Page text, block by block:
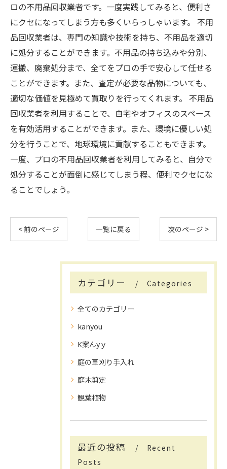
ロの不用品回収業者です。一度実践してみると、便利さ
にクセになってしまう方も多くいらっしゃいます。 不用
品回収業者は、専門の知識や技術を持ち、不用品を適切
に処分することができます。不用品の持ち込みや分別、
運搬、廃棄処分まで、全てをプロの手で安心して任せる
ことができます。また、査定が必要な品物についても、
適切な価値を見極めて買取りを行ってくれます。 不用品
回収業者を利用することで、自宅やオフィスのスペース
を有効活用することができます。また、環境に優しい処
分を行うことで、地球環境に貢献することもできます。
一度、プロの不用品回収業者を利用してみると、自分で
処分することが面倒に感じてしまう程、便利でクセにな
ることでしょう。
< 前のページ 一覧に戻る 次のページ >
カテゴリー Categories
全てのカテゴリー
kanyou
K案んyｙ
庭の草刈り手入れ
庭木剪定
観葉植物
最近の投稿
Recent
Posts